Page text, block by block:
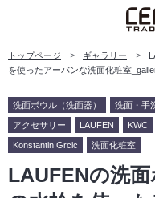
トップページ ギャラリー
を使ったアーバンな洗面化粧室
洗面ボウル（洗面器） 洗面・手
アクセサリー LAUFEN KWC
Konstantin Grcic 洗面化粧室
LAUFENの洗